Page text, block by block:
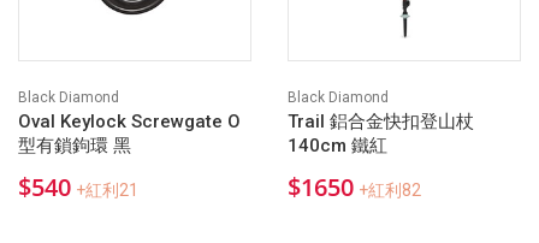
Black Diamond
Oval Keylock Screwgate O
型有鎖鉤環 黑
$540 +紅利21
Black Diamond
Trail 鋁合金快扣登山杖
140cm 鐵紅
$1650 +紅利82